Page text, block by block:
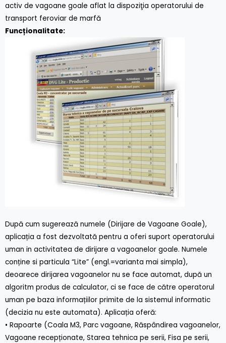
activ de vagoane goale aflat la dispoziţia operatorului de
transport feroviar de marfă
Funcționalitate:
După cum sugerează numele (Dirijare de Vagoane Goale),
aplicația a fost dezvoltată pentru a oferi suport operatorului
uman in activitatea de dirijare a vagoanelor goale. Numele
conține si particula “Lite” (engl.=varianta mai simpla),
deoarece dirijarea vagoanelor nu se face automat, după un
algoritm produs de calculator, ci se face de către operatorul
uman pe baza informațiilor primite de la sistemul informatic
(decizia nu este automata). Aplicația oferă:
• Rapoarte (Coala M3, Parc vagoane, Răspândirea vagoanelor,
Vagoane recepționate, Starea tehnica pe serii, Fisa pe serii,